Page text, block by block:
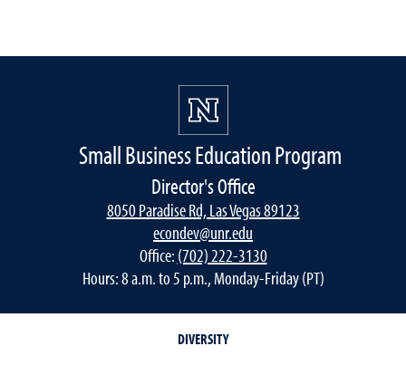
Small Business Education Program
Director's Office
8050 Paradise Rd, Las Vegas 89123
econdev@unr.edu
Office: (702) 222-3130
Hours: 8 a.m. to 5 p.m., Monday-Friday (PT)
DIVERSITY